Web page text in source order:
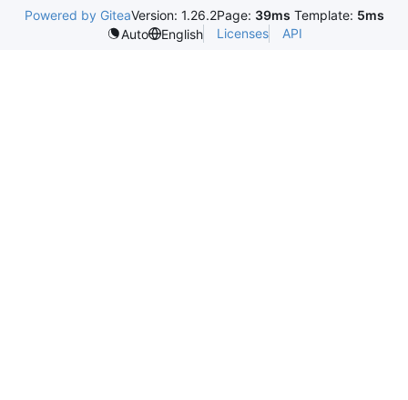
Powered by GiteaVersion: 1.26.2Page: 39ms Template: 5ms
Auto
English Licenses API